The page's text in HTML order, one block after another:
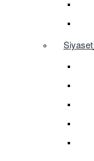
Siyaset